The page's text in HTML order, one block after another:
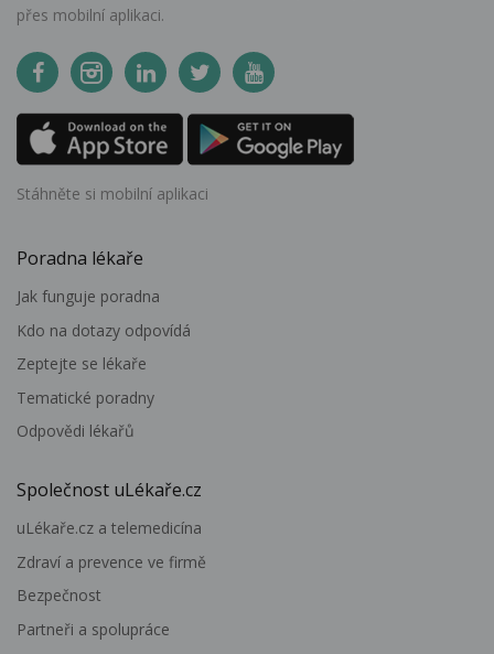
přes mobilní aplikaci.
Stáhněte si mobilní aplikaci
Poradna lékaře
Jak funguje poradna
Kdo na dotazy odpovídá
Zeptejte se lékaře
Tematické poradny
Odpovědi lékařů
Společnost uLékaře.cz
uLékaře.cz a telemedicína
Zdraví a prevence ve firmě
Bezpečnost
Partneři a spolupráce